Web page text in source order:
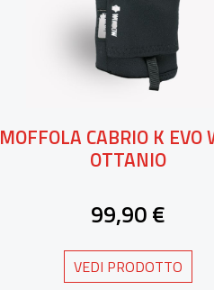
MOFFOLA CABRIO K EVO
OTTANIO
99,90 €
VEDI PRODOTTO